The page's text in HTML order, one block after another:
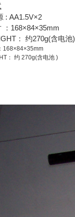
: AA1.5V×2
：168×84×35mm
： 约270g(含电池)
168×84×35mm
： 约 270g(含电池 )